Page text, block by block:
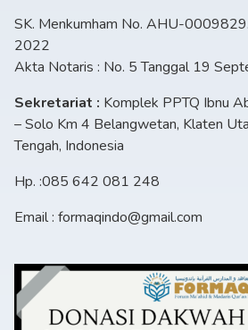
SK. Menkumham No. AHU-
2022
Akta Notaris : No. 5 Tanggal 19
Sekretariat : Komplek PPTQ Ibnu
– Solo Km 4 Belangwetan, Klaten
Tengah, Indonesia
Hp. :085 642 081 248
Email : formaqindo@gmail.com